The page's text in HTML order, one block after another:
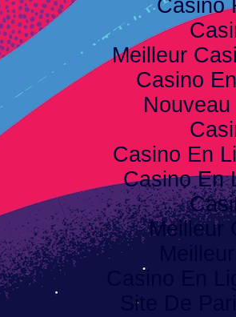
Casino
Meilleur
Casino
Casino En
Casino En
Meilleur
Casino En
Site De